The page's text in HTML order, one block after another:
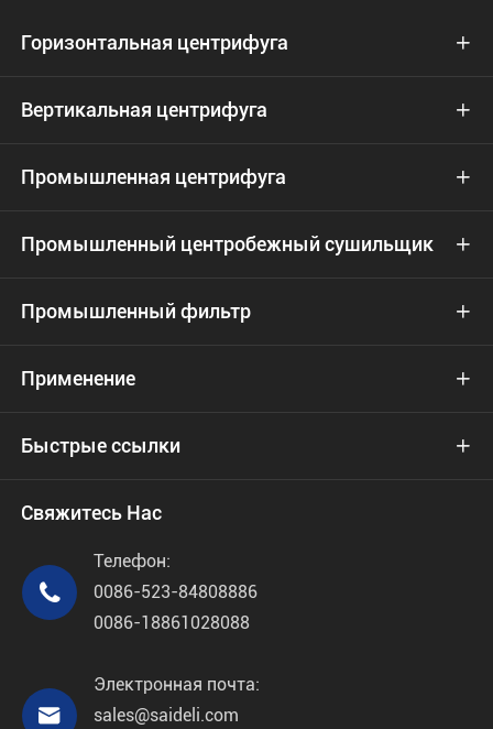
Горизонтальная центрифуга 
Вертикальная центрифуга 
Промышленная центрифуга 
Промышленный центробежный сушильщик 
Промышленный фильтр 
Применение 
Быстрые ссылки 
Свяжитесь Нас

Телефон:
0086-523-84808886
0086-18861028088

Электронная почта:
sales@saideli.com